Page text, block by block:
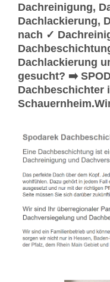
Dachreinigung,
Dachlackierung,
nach ✓
Dachlackierung
gesucht? ➡️
Dachbeschichter